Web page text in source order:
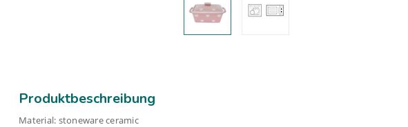
Produktbeschreibung
Material: stoneware ceramic